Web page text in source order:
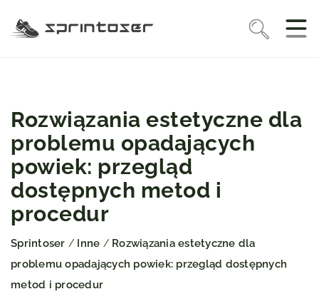
Rozwiązania estetyczne dla
problemu opadających
powiek: przegląd
dostępnych metod i
procedur
Sprintoser / Inne / Rozwiązania estetyczne dla
problemu opadających powiek: przegląd dostępnych
metod i procedur